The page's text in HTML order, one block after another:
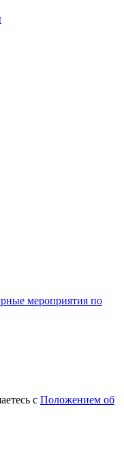
мероприятия по
с Положением об